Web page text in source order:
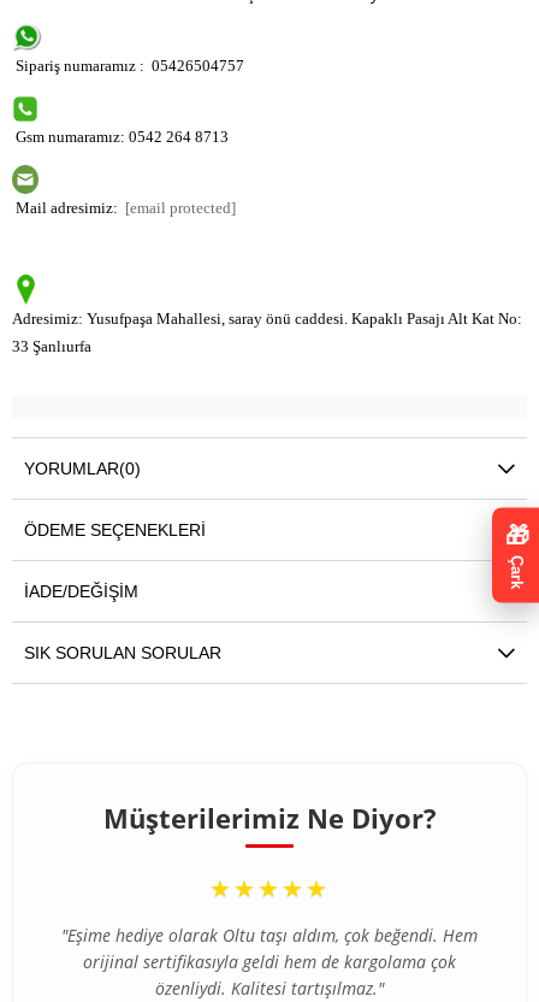
Sipariş numaramız : 05426504757
Gsm numaramız: 0542 264 8713
Mail adresimiz: [email protected]
Adresimiz: Yusufpaşa Mahallesi, saray önü caddesi. Kapaklı Pasajı Alt Kat No:
33 Şanlıurfa
YORUMLAR(0)
ÖDEME SEÇENEKLERI
İADE/DEĞIŞIM
SIK SORULAN SORULAR
Müşterilerimiz Ne Diyor?
“
★★★★★
"Eşime hediye olarak Oltu taşı aldım, çok beğendi. Hem
orijinal sertifikasıyla geldi hem de kargolama çok
özenliydi. Kalitesi tartışılmaz."
🎁
Çark